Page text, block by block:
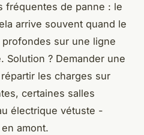
fréquentes de panne : le
arrive souvent quand le
sur une ligne
Solution ? Demander une
les charges sur
certaines salles
électrique vétuste -
amont.